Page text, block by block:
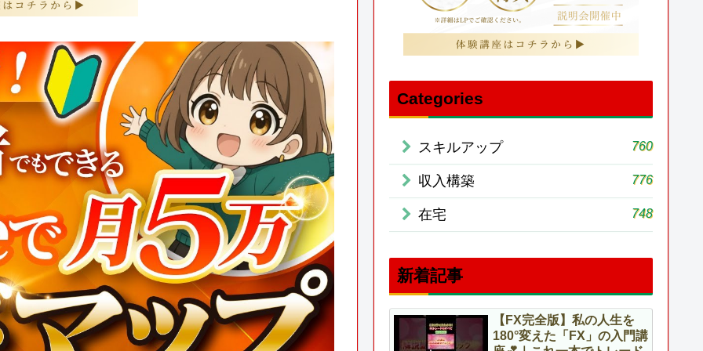
Categories
スキルアップ 760
収入構築 776
在宅 748
新着記事
【FX完全版】私の人生を
180°変えた「FX」の入門講